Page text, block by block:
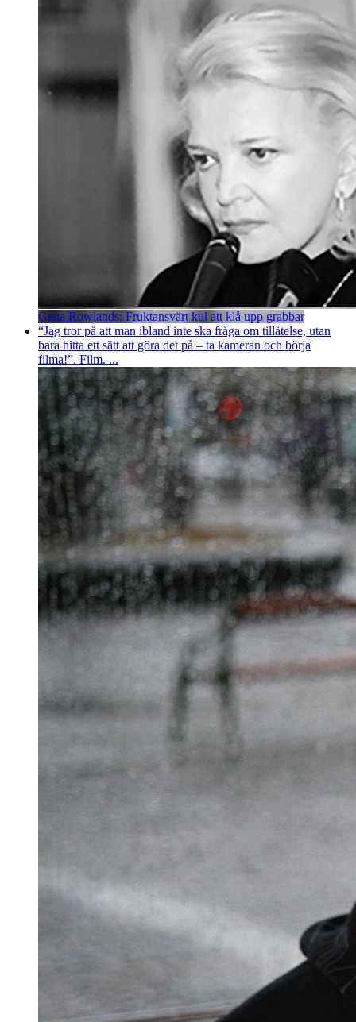
Gena Rowlands: Fruktansvärt kul att klå upp grabbar
“Jag tror på att man ibland inte ska fråga om tillåtelse, utan
bara hitta ett sätt att göra det på – ta kameran och börja
filma!”. Film. ...